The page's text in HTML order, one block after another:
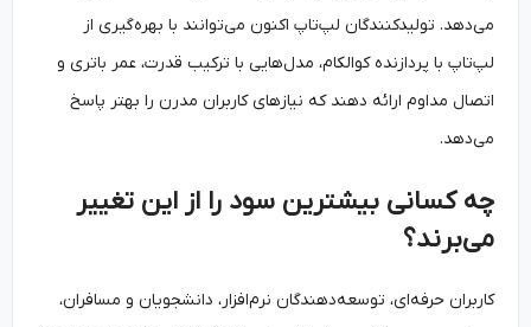
می‌دهد. تولیدکنندگان لپ‌تاپ اکنون می‌توانند با بهره‌گیری از
لپ‌تاپ با پردازنده کوالکام، مدل‌هایی با ترکیب قدرت، عمر باتری و
اتصال مداوم ارائه دهند که نیازهای کاربران مدرن را بهتر پاسخ
می‌دهد.
چه کسانی بیشترین سود را از این تغییر
می‌برند؟
کاربران حرفه‌ای، توسعه‌دهندگان نرم‌افزار، دانشجویان و مسافران،